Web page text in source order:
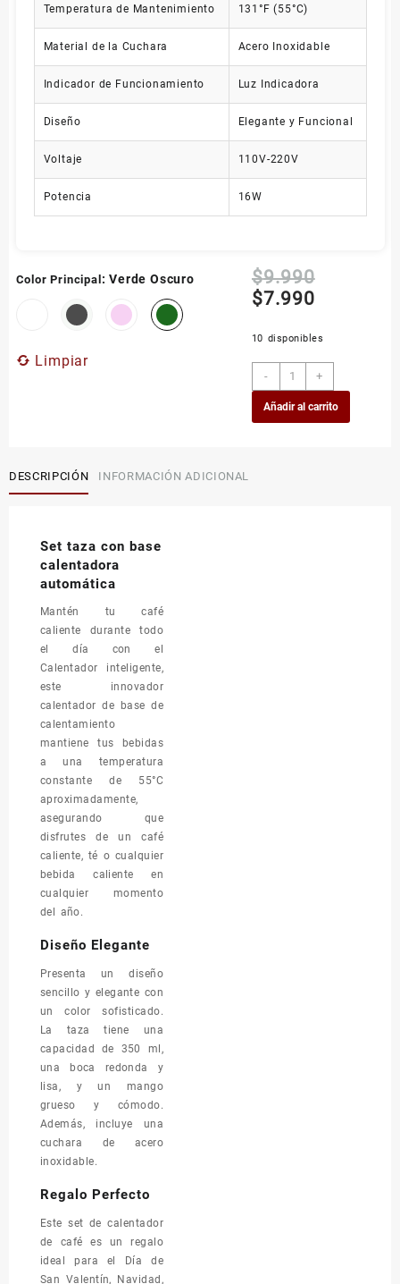
hasta
$9.990
Temperatura de Mantenimiento 131°F (55°C)
Material de la Cuchara Acero Inoxidable
Indicador de Funcionamiento Luz Indicadora
Diseño Elegante y Funcional
Voltaje 110V-220V
Potencia 16W
Color Principal : Verde Oscuro
Limpiar
$9.990
$7.990El
actual
$7.990.
10 disponibles
-
Set
taza
con
+
Añadir al carrito
DESCRIPCIÓN INFORMACIÓN ADICIONAL
Set taza con base
calentadora
automática
Mantén tu café
caliente durante todo
el día con el
Calentador inteligente,
este innovador
calentador de base de
calentamiento
mantiene tus bebidas
a una temperatura
constante de 55°C
aproximadamente,
asegurando que
disfrutes de un café
caliente, té o cualquier
bebida caliente en
cualquier momento
del año.
Diseño Elegante
Presenta un diseño
sencillo y elegante con
un color sofisticado.
La taza tiene una
capacidad de 350 ml,
una boca redonda y
lisa, y un mango
grueso y cómodo.
Además, incluye una
cuchara de acero
inoxidable.
Regalo Perfecto
Este set de calentador
de café es un regalo
ideal para el Día de
San Valentín, Navidad,